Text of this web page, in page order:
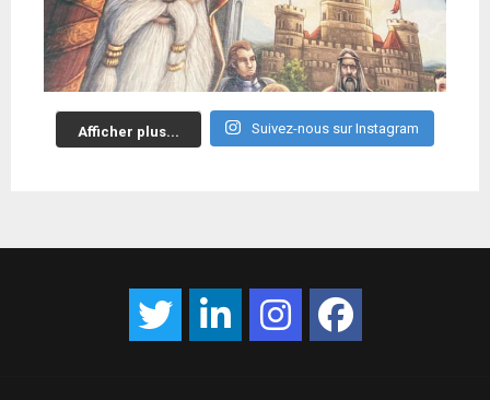
Afficher plus... Suivez-nous sur Instagram